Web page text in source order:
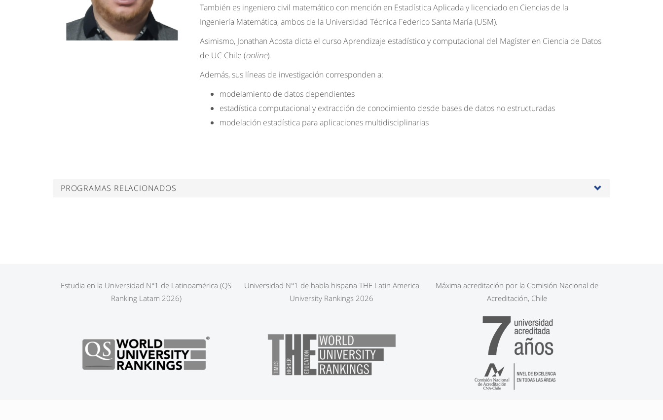
También es ingeniero civil matemático con mención en Estadística Aplicada y licenciado en Ciencias de la
Ingeniería Matemática, ambos de la Universidad Técnica Federico Santa María (USM).
Asimismo, Jonathan Acosta dicta el curso Aprendizaje estadístico y computacional del Magíster en Ciencia de Datos
de UC Chile (online).
Además, sus líneas de investigación corresponden a:
modelamiento de datos dependientes
estadística computacional y extracción de conocimiento desde bases de datos no estructuradas
modelación estadística para aplicaciones multidisciplinarias
PROGRAMAS RELACIONADOS
Estudia en la Universidad N°1 de Latinoamérica (QS
Ranking Latam 2026)
Universidad N°1 de habla hispana THE Latin America
University Rankings 2026
Máxima acreditación por la Comisión Nacional de
Acreditación, Chile